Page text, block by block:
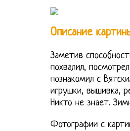
Описание
Заметив
похвалил,
познакомил с
игрушки, вышивка,
Никто не знает.
Фотографии с